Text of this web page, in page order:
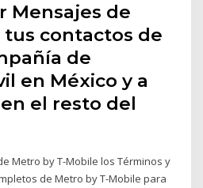
Mensajes de
tus contactos de
de
en México y a
el resto del
Metro by T-Mobile los Términos y
de Metro by T-Mobile para